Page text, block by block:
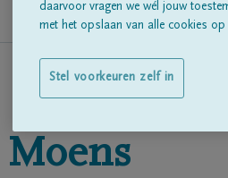
Moens
daarvoor vragen we wél jouw
met het opslaan van alle cookies
Stel voorkeuren zelf in